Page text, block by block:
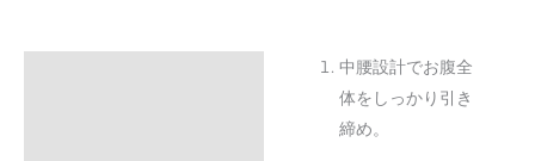
中腰設計でお腹全
体をしっかり引き
締め。